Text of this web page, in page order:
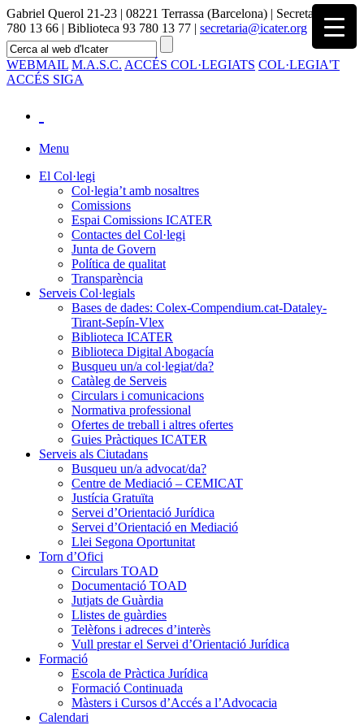
Gabriel Querol 21-23 | 08221 Terrassa (Barcelona) | Secretaria 93
780 13 66 | Biblioteca 93 780 13 77 | secretaria@icater.org
WEBMAIL M.A.S.C. ACCÉS COL·LEGIATS COL·LEGIA'T
ACCÉS SIGA
Menu
El Col·legi
Col·legia’t amb nosaltres
Comissions
Espai Comissions ICATER
Contactes del Col·legi
Junta de Govern
Política de qualitat
Transparència
Serveis Col·legials
Bases de dades: Colex-Compendium.cat-Dataley-
Tirant-Sepín-Vlex
Biblioteca ICATER
Biblioteca Digital Abogacía
Busqueu un/a col·legiat/da?
Catàleg de Serveis
Circulars i comunicacions
Normativa professional
Ofertes de treball i altres ofertes
Guies Pràctiques ICATER
Serveis als Ciutadans
Busqueu un/a advocat/da?
Centre de Mediació – CEMICAT
Justícia Gratuïta
Servei d’Orientació Jurídica
Servei d’Orientació en Mediació
Llei Segona Oportunitat
Torn d’Ofici
Circulars TOAD
Documentació TOAD
Jutjats de Guàrdia
Llistes de guàrdies
Telèfons i adreces d’interès
Vull prestar el Servei d’Orientació Jurídica
Formació
Escola de Pràctica Jurídica
Formació Continuada
Màsters i Cursos d’Accés a l’Advocacia
Calendari